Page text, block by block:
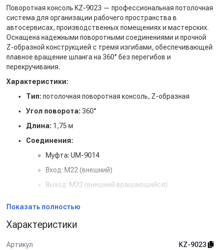
Поворотная консоль KZ-9023 — профессиональная потолочная
система для организации рабочего пространства в
автосервисах, производственных помещениях и мастерских.
Оснащена надежными поворотными соединениями и прочной
Z-образной конструкцией с тремя изгибами, обеспечивающей
плавное вращение шланга на 360° без перегибов и
перекручивания.
Характеристики:
Тип: потолочная поворотная консоль, Z-образная
Угол поворота: 360°
Длина: 1,75 м
Соединения:
Муфта: UM-9014
Вход: M22 (внешний)
Выход: M22 (внешний вращающийся)
Труба:42,4 мм
Шланг:
Semperit — усиленный, устойчивый к высоким
Показать полностью
Характеристики
Артикул
KZ-9023